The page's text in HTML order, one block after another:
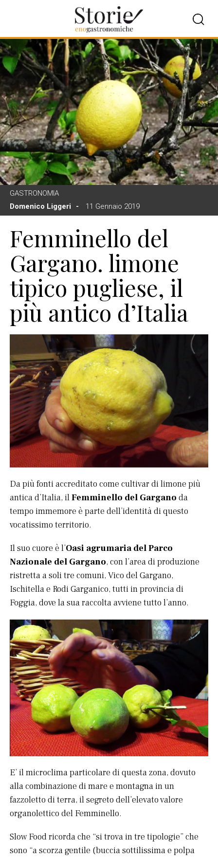
GASTRONOMIA
Domenico Liggeri
11 Gennaio 2019
Femminello del
Gargano. limone
tipico pugliese, il
più antico d’Italia
Da più fonti accreditato come cultivar di limone più
antica d’Italia, ilFemminello del Gargano da
tempo immemore è parte dell’identità di questo
vocatissimo territorio.
Il suo cuore è l’Oasi agrumaria del Parco
Nazionale del Gargano, con l’area di produzione
ristretta a soli tre comuni, Vico del Gargano,
Ischitella e Rodi Garganico, tutti in provincia di
Foggia, dove la sua raccolta avviene tutto l’anno.
E’ il microclima particolare di questa zona, dovuto
alla combinazione di mare e montagna in un
fazzoletto di terra, il segreto dell’elevato valore
organolettico del Femminello.
Slow Food ricorda che “si trova in tre tipologie” che
sono “a scorza gentile (buccia sottilissima e polpa